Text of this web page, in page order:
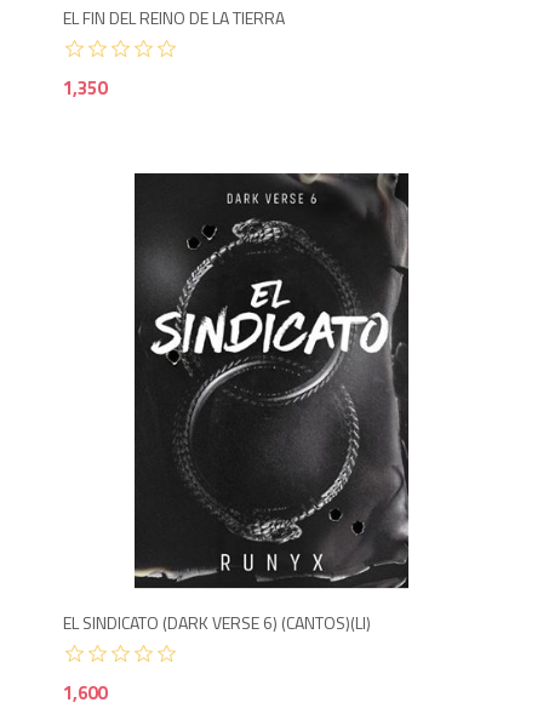
EL FIN DEL REINO DE LA TIERRA
1,350
EL SINDICATO (DARK VERSE 6) (CANTOS)(LI)
1,600